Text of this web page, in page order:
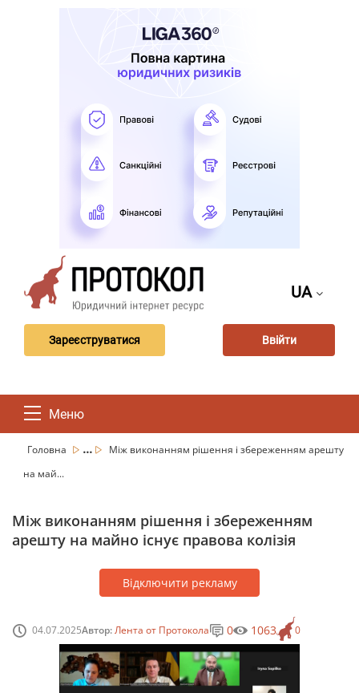
UA
Зареєструватися Ввійти
Меню
Головна ...
Між виконанням рішення і збереженням арешту
на май...
Між виконанням рішення і збереженням
арешту на майно існує правова колізія
Відключити рекламу
04.07.2025Автор:Лента от Протокола 0
0 1063